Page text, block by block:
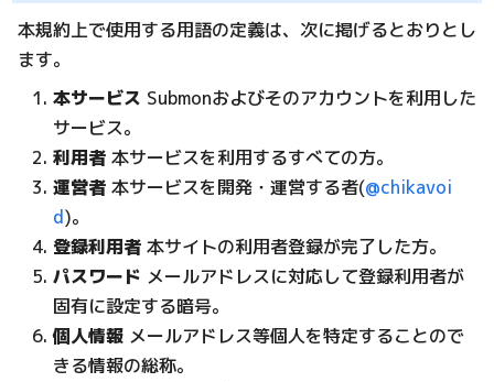
本規約上で使用する用語の定義は、次に掲げるとおりとし
ます。
本サービス Submonおよびそのアカウントを利用した
サービス。
利用者 本サービスを利用するすべての方。
運営者 本サービスを開発・運営する者(@chikavoi
d)。
登録利用者 本サイトの利用者登録が完了した方。
パスワード メールアドレスに対応して登録利用者が
固有に設定する暗号。
個人情報 メールアドレス等個人を特定することので
きる情報の総称。